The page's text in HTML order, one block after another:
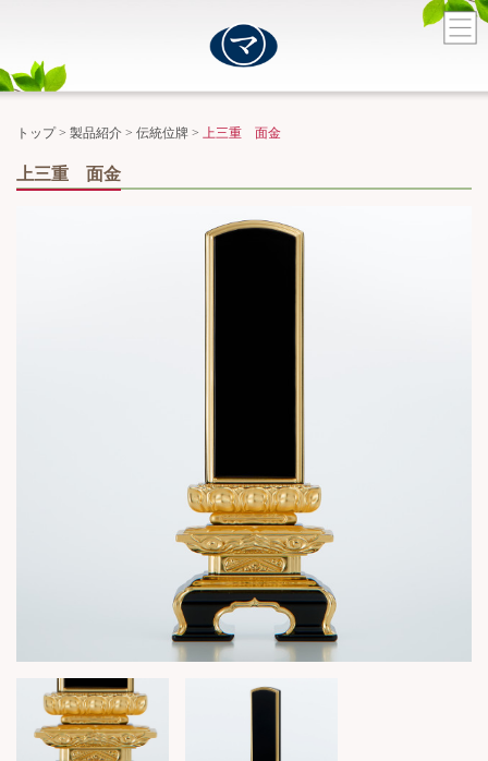
トップ> 製品紹介 > 伝統位牌 > 上三重 面金
上三重 面金